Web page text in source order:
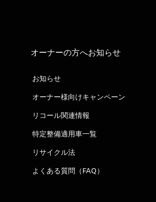
オーナーの方へお知らせ
お知らせ
オーナー様向けキャンペーン
リコール関連情報
特定整備適用車一覧
リサイクル法
よくある質問（FAQ）